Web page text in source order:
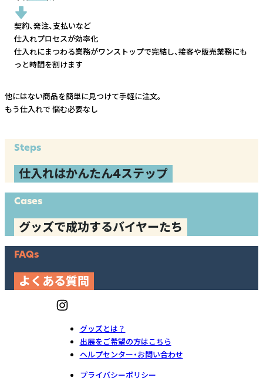
契約、発注、支払いなど
仕入れプロセスが効率化
仕入れにまつわる業務がワンストップで完結し、接客や販売業務にも
っと時間を割けます
他にはない商品を簡単に見つけて手軽に注文。
もう仕入れで 悩む必要なし
Steps
仕入れはかんたん4ステップ
Cases
グッズで成功するバイヤーたち
FAQs
よくある質問
グッズとは？
出展をご希望の方はこちら
ヘルプセンター・お問い合わせ
プライバシーポリシー